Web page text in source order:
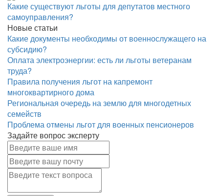
Какие существуют льготы для депутатов местного
самоуправления?
Новые статьи
Какие документы необходимы от военнослужащего на
субсидию?
Оплата электроэнергии: есть ли льготы ветеранам
труда?
Правила получения льгот на капремонт
многоквартирного дома
Региональная очередь на землю для многодетных
семейств
Проблема отмены льгот для военных пенсионеров
Задайте вопрос эксперту